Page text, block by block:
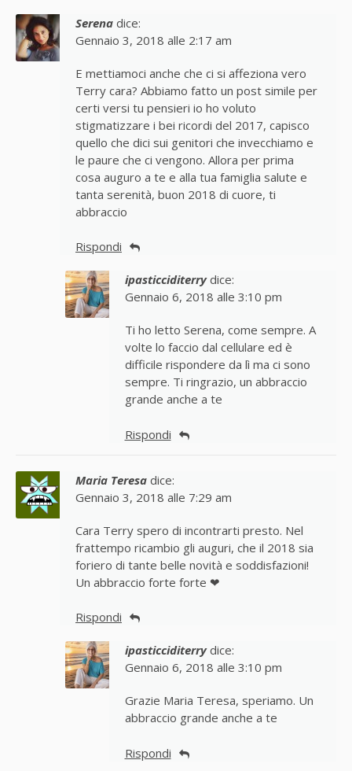
Serena dice:
Gennaio 3, 2018 alle 2:17 am
E mettiamoci anche che ci si affeziona vero
Terry cara? Abbiamo fatto un post simile per
certi versi tu pensieri io ho voluto
stigmatizzare i bei ricordi del 2017, capisco
quello che dici sui genitori che invecchiamo e
le paure che ci vengono. Allora per prima
cosa auguro a te e alla tua famiglia salute e
tanta serenità, buon 2018 di cuore, ti
abbraccio
Rispondi
ipasticciditerry dice:
Gennaio 6, 2018 alle 3:10 pm
Ti ho letto Serena, come sempre. A
volte lo faccio dal cellulare ed è
difficile rispondere da lì ma ci sono
sempre. Ti ringrazio, un abbraccio
grande anche a te
Rispondi
Maria Teresa dice:
Gennaio 3, 2018 alle 7:29 am
Cara Terry spero di incontrarti presto. Nel
frattempo ricambio gli auguri, che il 2018 sia
foriero di tante belle novità e soddisfazioni!
Un abbraccio forte forte ❤
Rispondi
ipasticciditerry dice:
Gennaio 6, 2018 alle 3:10 pm
Grazie Maria Teresa, speriamo. Un
abbraccio grande anche a te
Rispondi